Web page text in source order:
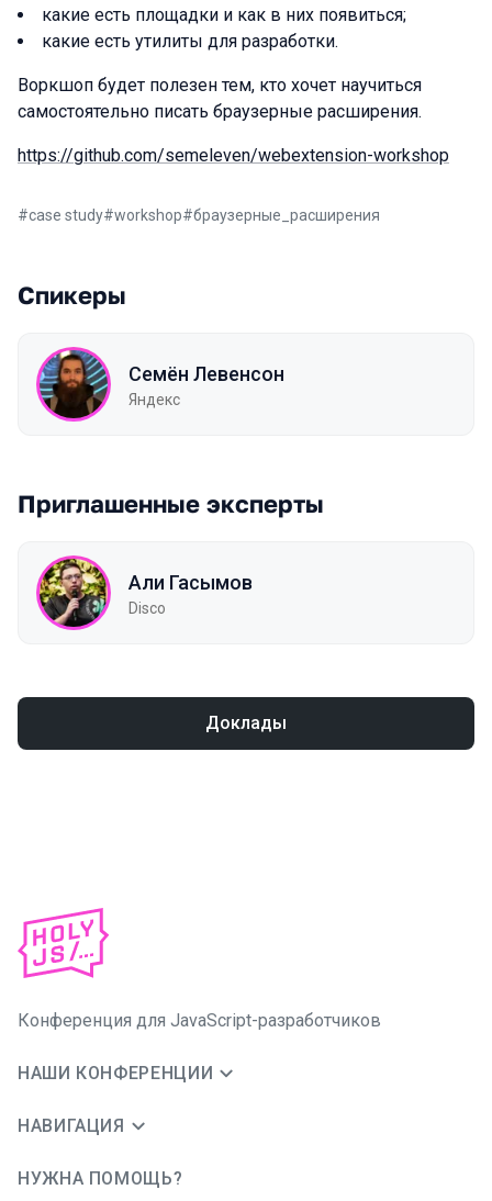
какие есть площадки и как в них появиться;
какие есть утилиты для разработки.
Воркшоп будет полезен тем, кто хочет научиться
самостоятельно писать браузерные расширения.
https://github.com/semeleven/webextension-workshop
#case study#workshop#браузерные_расширения
Спикеры
Семён Левенсон
Яндекс
Приглашенные эксперты
Али Гасымов
Disco
Доклады
Конференция для JavaScript-разработчиков
НАШИ КОНФЕРЕНЦИИ
НАВИГАЦИЯ
НУЖНА ПОМОЩЬ?